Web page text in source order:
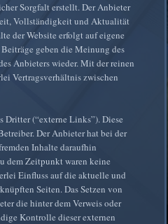
Sorgfalt erstellt. Der Anbieter
Vollständigkeit und Aktualität
der Website erfolgt auf eigene
geben die Meinung des
Anbieters wieder. Mit der reinen
Vertragsverhältnis zwischen
Dritter (“externe Links”). Diese
Der Anbieter hat bei der
Inhalte daraufhin
dem Zeitpunkt waren keine
Einfluss auf die aktuelle und
Seiten. Das Setzen von
die hinter dem Verweis oder
Kontrolle dieser externen